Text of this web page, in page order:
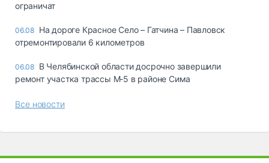
ограничат
06.08 На дороге Красное Село – Гатчина – Павловск
отремонтировали 6 километров
06.08 В Челябинской области досрочно завершили
ремонт участка трассы М‑5 в районе Сима
Все новости